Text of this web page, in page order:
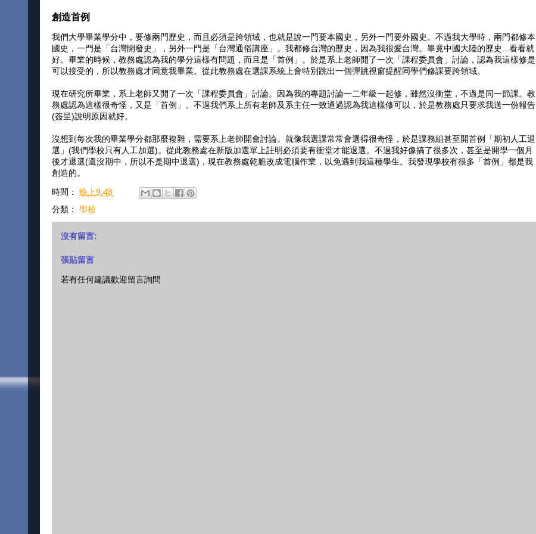
創造首例
我們大學畢業學分中，要修兩門歷史，而且必須是跨領域，也就是說一門要本國史，另外一門要外國史。不過我大學時，兩門都修本
國史，一門是「台灣開發史」，另外一門是「台灣通俗講座」。我都修台灣的歷史，因為我很愛台灣。畢竟中國大陸的歷史...看看就
好。畢業的時候，教務處認為我的學分這樣有問題，而且是「首例」。於是系上老師開了一次「課程委員會」討論，認為我這樣修是
可以接受的，所以教務處才同意我畢業。從此教務處在選課系統上會特別跳出一個彈跳視窗提醒同學們修課要跨領域。
現在研究所畢業，系上老師又開了一次「課程委員會」討論。因為我的專題討論一二年級一起修，雖然沒衝堂，不過是同一節課。教
務處認為這樣很奇怪，又是「首例」。不過我們系上所有老師及系主任一致通過認為我這樣修可以，於是教務處只要求我送一份報告
(簽呈)說明原因就好。
沒想到每次我的畢業學分都那麼複雜，需要系上老師開會討論。就像我選課常常會選得很奇怪，於是課務組甚至開首例「期初人工退
選」(我們學校只有人工加選)。從此教務處在新版加選單上註明必須要有衝堂才能退選。不過我好像搞了很多次，甚至是開學一個月
後才退選(還沒期中，所以不是期中退選)，現在教務處乾脆改成電腦作業，以免遇到我這種學生。我發現學校有很多「首例」都是我
創造的。
時間： 晚上9:48
分類： 學校
沒有留言:
張貼留言
若有任何建議歡迎留言詢問